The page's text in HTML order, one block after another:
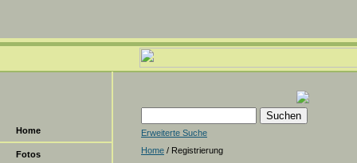
Home
Fotos
Erweiterte Suche
Home / Registrierung